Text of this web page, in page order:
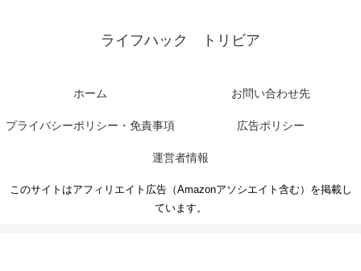
ライフハック トリビア
ホーム お問い合わせ先
プライバシーポリシー・免責事項 広告ポリシー
運営者情報
このサイトはアフィリエイト広告（Amazonアソシエイト含む）を掲載し
ています。